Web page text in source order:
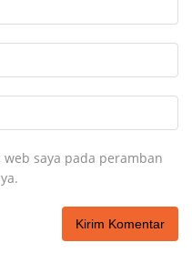
saya pada peramban